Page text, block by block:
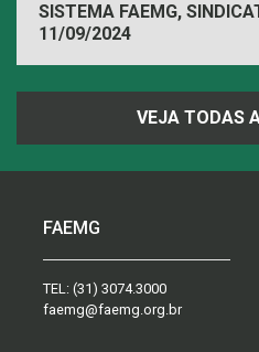
SISTEMA FAEMG,
11/09/2024
VEJA TODAS
FAEMG
TEL: (31) 3074.3000
faemg@faemg.org.br